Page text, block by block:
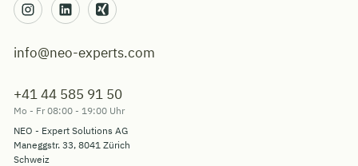
info@neo-experts.com
+41 44 585 91 50
Mo - Fr 08:00 - 19:00 Uhr
NEO - Expert Solutions AG
Maneggstr. 33, 8041 Zürich
Schweiz